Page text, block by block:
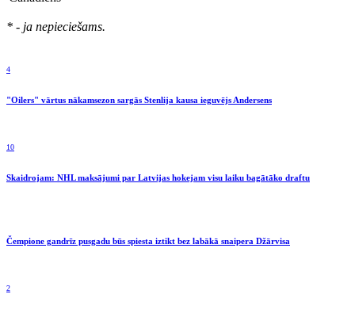
* - ja nepieciešams.
4
"Oilers" vārtus nākamsezon sargās Stenlija kausa ieguvējs Andersens
10
Skaidrojam: NHL maksājumi par Latvijas hokejam visu laiku bagātāko draftu
Čempione gandrīz pusgadu būs spiesta iztikt bez labākā snaipera Džārvisa
2